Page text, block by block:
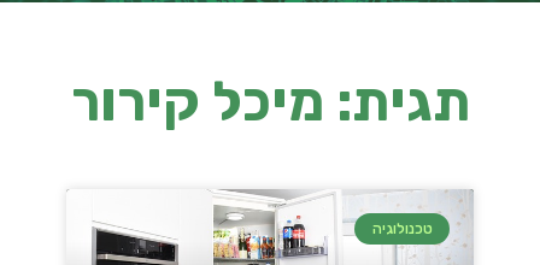
תגית: מיכל קירור
טכנולוגיה